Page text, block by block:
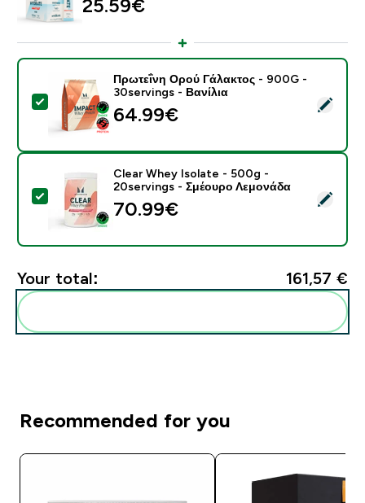
25.59€‎
Select this product - Πρωτεΐνη Ορού Γάλακτος -
Πρωτεΐνη Ορού Γάλακτος - 900G -
30servings - Βανίλια
64.99€‎
Select this product - Clear Whey Isolate - 500g -
Clear Whey Isolate - 500g -
20servings - Σμέουρο Λεμονάδα
70.99€‎
Your total: 161,57 €‎
Recommended for you